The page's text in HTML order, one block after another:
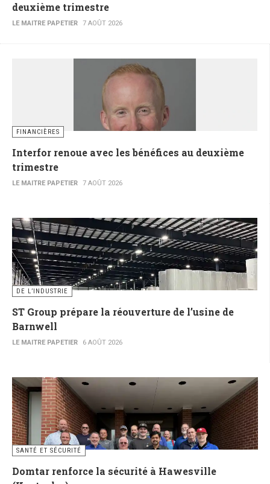
deuxième trimestre
LE MAITRE PAPETIER 7 AOÛT 2026
FINANCIÈRES
Interfor renoue avec les bénéfices au deuxième
trimestre
LE MAITRE PAPETIER 7 AOÛT 2026
DE L’INDUSTRIE
ST Group prépare la réouverture de l’usine de
Barnwell
LE MAITRE PAPETIER 6 AOÛT 2026
SANTÉ ET SÉCURITÉ
Domtar renforce la sécurité à Hawesville